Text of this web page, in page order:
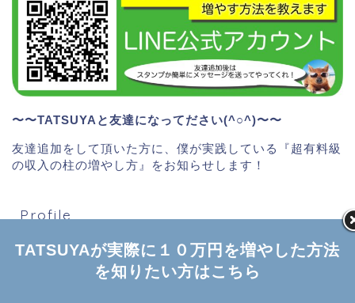
〜〜TATSUYAと友達になってださい(^○^)〜〜
友達追加をして頂いた方に、僕が実践している『超有料級
の収入の柱の増やし方』をお知らせします！
Profile
TATSUYAが実際に１０万円を増やした方法
を知りたい方はこちら